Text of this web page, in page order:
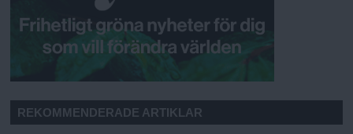
REKOMMENDERADE ARTIKLAR